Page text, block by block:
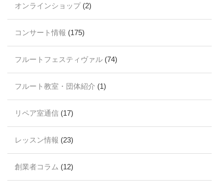
オンラインショップ(2)
コンサート情報 (175)
フルートフェスティヴァル (74)
フルート教室・団体紹介 (1)
リペア室通信 (17)
レッスン情報 (23)
創業者コラム (12)